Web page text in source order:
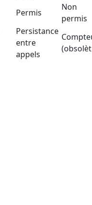
Permis
Non
permis
Persistance
entre
appels